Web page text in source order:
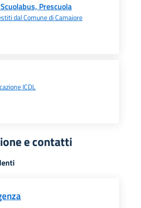
Prescuola
dal Comune di Camaiore
ICDL
e contatti